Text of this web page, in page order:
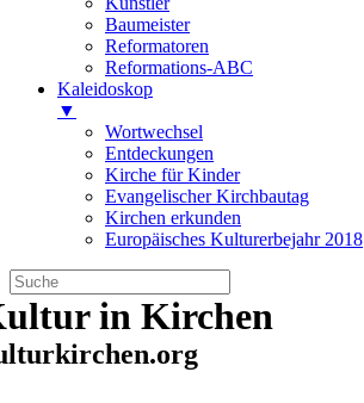
Baumeister
Reformatoren
Reformations-ABC
Kaleidoskop
▼
Wortwechsel
Entdeckungen
Kirche für Kinder
Evangelischer Kirchbautag
Kirchen erkunden
Europäisches Kulturerbejahr 2018
Zum
Inhalt
springen
in Kirchen